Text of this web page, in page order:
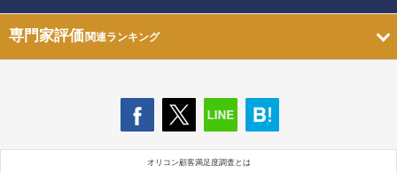
専門家評価関連ランキング
オリコン顧客満足度調査とは